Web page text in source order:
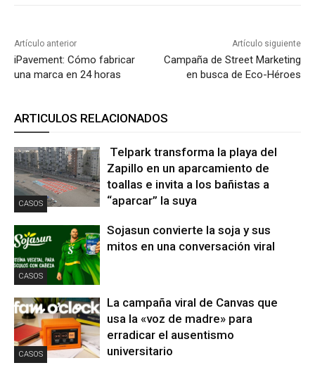
Artículo anterior
iPavement: Cómo fabricar
una marca en 24 horas
Artículo siguiente
Campaña de Street Marketing
en busca de Eco-Héroes
ARTICULOS RELACIONADOS
CASOS
Telpark transforma la playa del
Zapillo en un aparcamiento de
toallas e invita a los bañistas a
“aparcar” la suya
CASOS
Sojasun convierte la soja y sus
mitos en una conversación viral
CASOS
La campaña viral de Canvas que
usa la «voz de madre» para
erradicar el ausentismo
universitario